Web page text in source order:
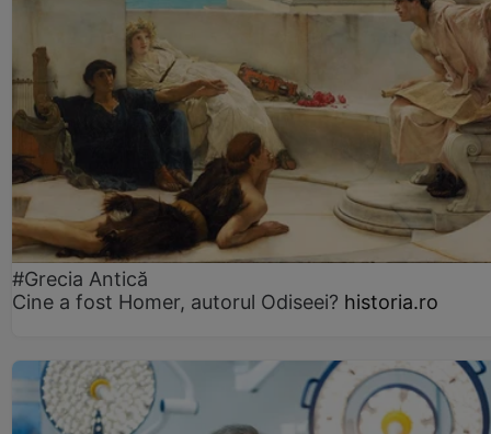
#Grecia Antică
Cine a fost Homer, autorul Odiseei? historia.ro